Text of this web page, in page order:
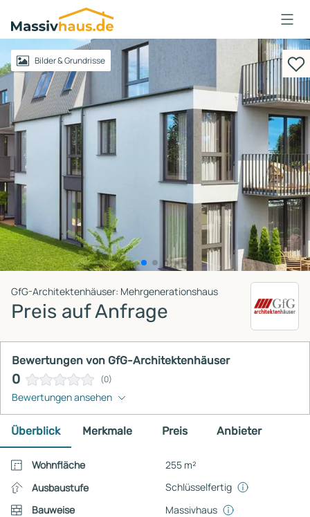
Massivhaus
Logo
AnmeldenBilder & Grundrisse
GfG-Architektenhäuser: Mehrgenerationshaus
Preis auf Anfrage
Bewertungen von GfG-Architektenhäuser
0 (0)
Bewertungen ansehen
Überblick Merkmale Preis Anbieter
Wohnfläche
255 m²
Ausbaustufe
Schlüsselfertig
Bauweise
Massivhaus